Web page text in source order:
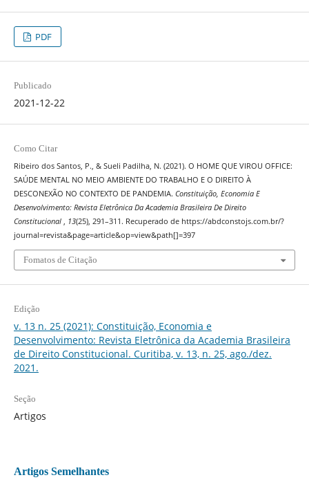
PDF
Publicado
2021-12-22
Como Citar
Ribeiro dos Santos, P., & Sueli Padilha, N. (2021). O HOME QUE VIROU OFFICE:
SAÚDE MENTAL NO MEIO AMBIENTE DO TRABALHO E O DIREITO À
DESCONEXÃO NO CONTEXTO DE PANDEMIA. Constituição, Economia E
Desenvolvimento: Revista Eletrônica Da Academia Brasileira De Direito
Constitucional , 13(25), 291–311. Recuperado de https://abdconstojs.com.br/?
journal=revista&page=article&op=view&path[]=397
Fomatos de Citação
Edição
v. 13 n. 25 (2021): Constituição, Economia e
Desenvolvimento: Revista Eletrônica da Academia Brasileira
de Direito Constitucional. Curitiba, v. 13, n. 25, ago./dez.
2021.
Seção
Artigos
Artigos Semelhantes